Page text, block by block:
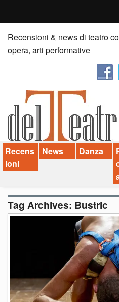
Home
Recensioni
News
Palazzi consiglia
Video
Chi siamo
Contatti
Recensioni & news di teatro
opera, arti performative
Recens
ioni
News Danza
Tag Archives: Bustric